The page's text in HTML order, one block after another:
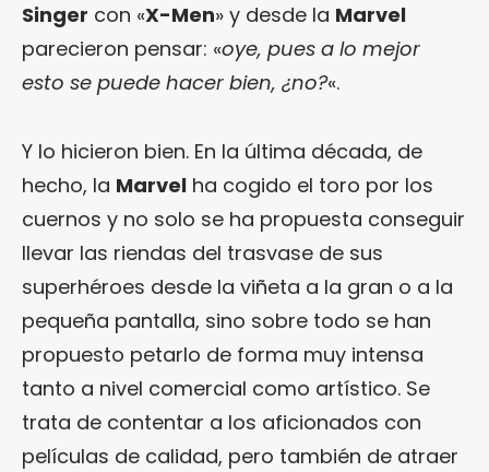
Singer con «X-Men» y desde la Marvel
parecieron pensar: «oye, pues a lo mejor
esto se puede hacer bien, ¿no?«.
Y lo hicieron bien. En la última década, de
hecho, la Marvel ha cogido el toro por los
cuernos y no solo se ha propuesta conseguir
llevar las riendas del trasvase de sus
superhéroes desde la viñeta a la gran o a la
pequeña pantalla, sino sobre todo se han
propuesto petarlo de forma muy intensa
tanto a nivel comercial como artístico. Se
trata de contentar a los aficionados con
películas de calidad, pero también de atraer